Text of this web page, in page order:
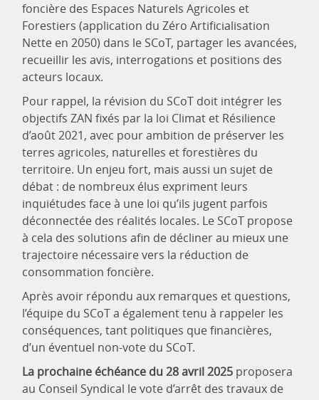
foncière des Espaces Naturels Agricoles et
Forestiers (application du Zéro Artificialisation
Nette en 2050) dans le SCoT, partager les avancées,
recueillir les avis, interrogations et positions des
acteurs locaux.
Pour rappel, la révision du SCoT doit intégrer les
objectifs ZAN fixés par la loi Climat et Résilience
d’août 2021, avec pour ambition de préserver les
terres agricoles, naturelles et forestières du
territoire. Un enjeu fort, mais aussi un sujet de
débat : de nombreux élus expriment leurs
inquiétudes face à une loi qu’ils jugent parfois
déconnectée des réalités locales. Le SCoT propose
à cela des solutions afin de décliner au mieux une
trajectoire nécessaire vers la réduction de
consommation foncière.
Après avoir répondu aux remarques et questions,
l’équipe du SCoT a également tenu à rappeler les
conséquences, tant politiques que financières,
d’un éventuel non-vote du SCoT.
La prochaine échéance du 28 avril 2025 proposera
au Conseil Syndical le vote d’arrêt des travaux de